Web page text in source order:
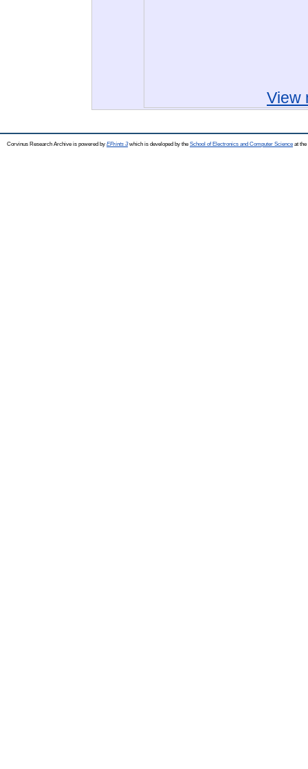
View
Corvinus Research Archive is powered by EPrints 3which is developed by the School of Electronics and Computer Science at